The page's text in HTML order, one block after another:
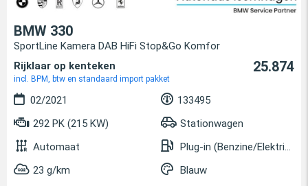
BMW 330
SportLine Kamera DAB HiFi Stop&Go Komfor
Rijklaar op kenteken
incl. BPM, btw en standaard import pakket
25.874
02/2021
133495
292 PK (215 KW)
Stationwagen
Automaat
Plug-in (Benzine/Elektrisch)
23 g/km
Blauw